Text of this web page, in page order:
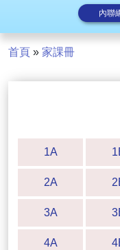
內聯
首頁 » 家課冊
1A
2A
3A
4A